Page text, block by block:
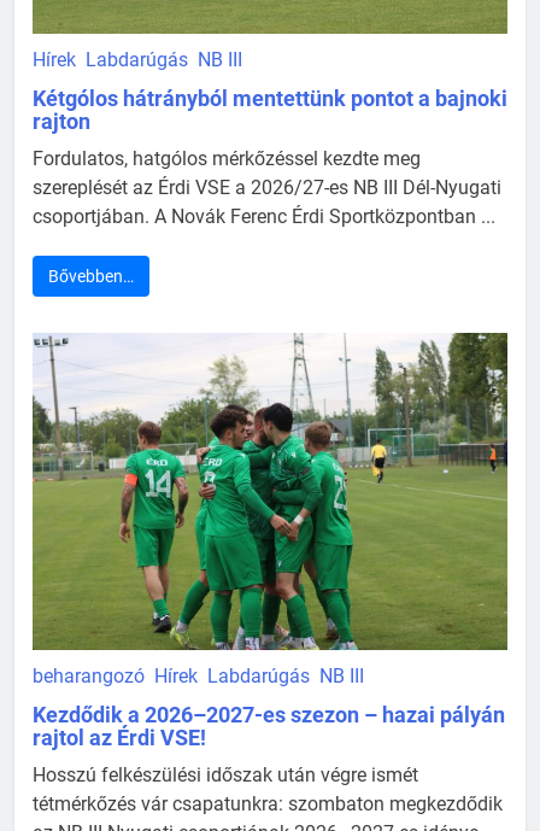
Hírek Labdarúgás NB III
Kétgólos hátrányból mentettünk pontot a bajnoki
rajton
Fordulatos, hatgólos mérkőzéssel kezdte meg
szereplését az Érdi VSE a 2026/27-es NB III Dél-Nyugati
csoportjában. A Novák Ferenc Érdi Sportközpontban ...
Bővebben…
beharangozó Hírek Labdarúgás NB III
Kezdődik a 2026–2027-es szezon – hazai pályán
rajtol az Érdi VSE!
Hosszú felkészülési időszak után végre ismét
tétmérkőzés vár csapatunkra: szombaton megkezdődik